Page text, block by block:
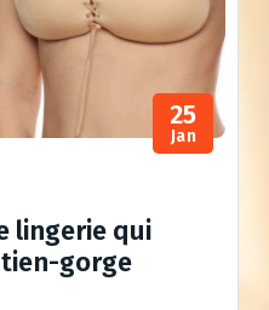
25
Jan
lingerie qui
gorge